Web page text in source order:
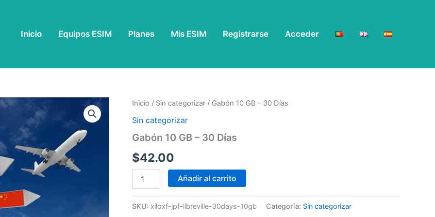
Inicio Equipos ESIM Planes Mis ESIM Registrarse Acceder
Inicio / Sin categorizar / Gabón 10 GB – 30 Días
Sin categorizar
Gabón 10 GB – 30 Días
$42.00
Gabón
GB
30
cantidad
Añadir al carrito
SKU: xiloxf-jpf-libreville-30days-10gb Categoría: Sin categorizar